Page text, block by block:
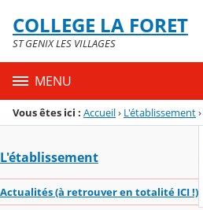
Menu de la rubrique
Contenu
COLLEGE LA FORET
ST GENIX LES VILLAGES
MENU
Vous êtes ici : Accueil› L'établissement›
L'établissement
Actualités (à retrouver en totalité ICI !)